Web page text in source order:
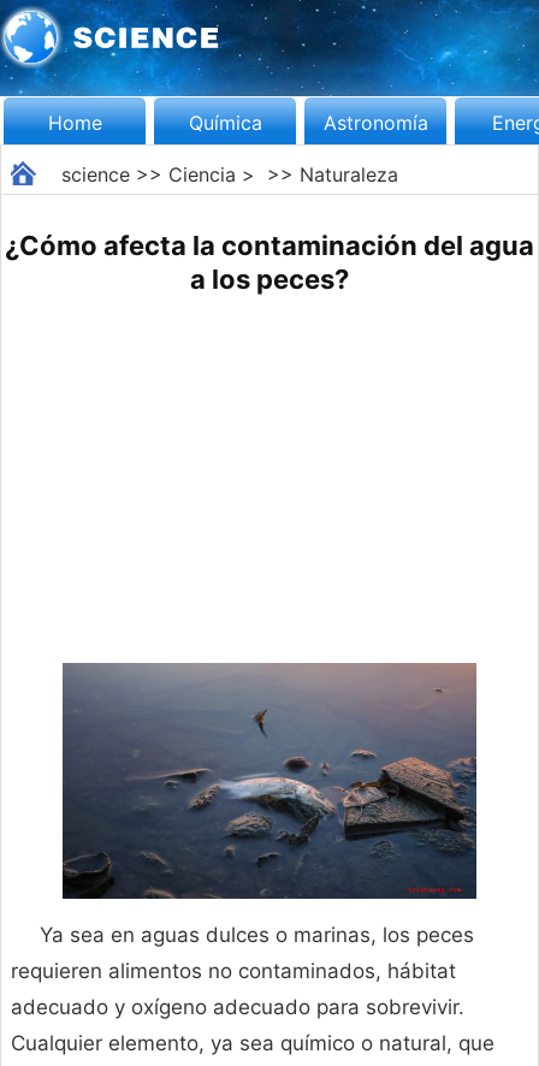
Home Química Astronomía
science>> Ciencia > >> Naturaleza
¿Cómo afecta la contaminación del agua
a los peces?
Ya sea en aguas dulces o marinas, los peces
requieren alimentos no contaminados, hábitat
adecuado y oxígeno adecuado para sobrevivir.
Cualquier elemento, ya sea químico o natural, que